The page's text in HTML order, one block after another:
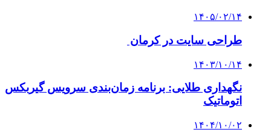
۱۴۰۵/۰۲/۱۴
طراحی سایت در کرمان
۱۴۰۳/۱۰/۱۴
نگهداری طلایی: برنامه زمان‌بندی سرویس گیربکس
اتوماتیک
۱۴۰۴/۱۰/۰۲